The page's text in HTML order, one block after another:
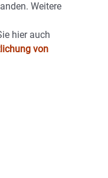
Weitere
hier auch
von